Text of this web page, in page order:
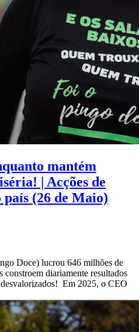
mantém
| Acções de
(26 de Maio)
Doce) lucrou 646 milhões de
constroem diariamente resultados
Em 2025, o CEO